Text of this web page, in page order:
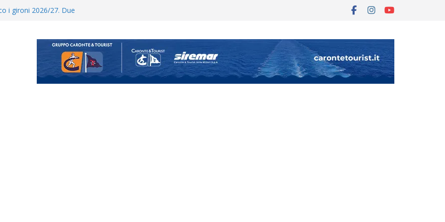
i gironi 2026/27. Due
Tourè è un nuovo
colpo per il reparto arretrato: